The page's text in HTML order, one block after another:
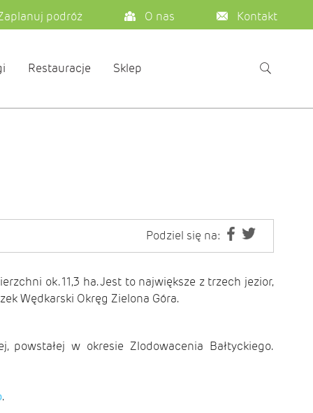
podróż O nas Kontakt
Restauracje Sklep
Podziel się na:
ok. 11,3 ha. Jest to największe z trzech jezior,
Wędkarski Okręg Zielona Góra.
powstałej w okresie Zlodowacenia Bałtyckiego.
.